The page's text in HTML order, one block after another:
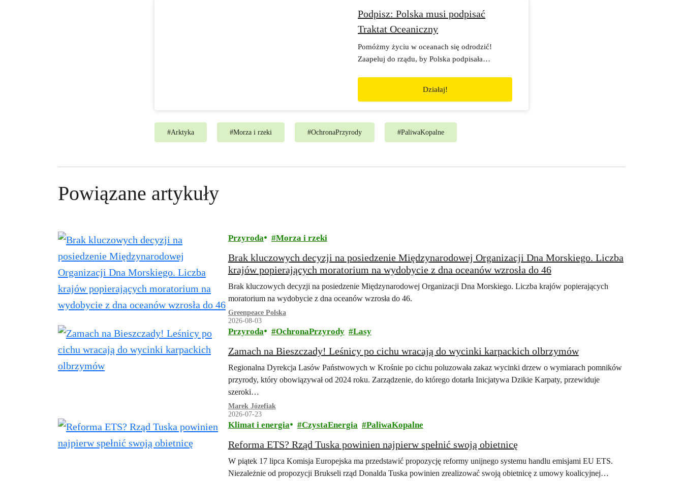
Podpisz: Polska musi podpisać
Traktat Oceaniczny
Pomóżmy życiu w oceanach się odrodzić!
Zaapeluj do rządu, by Polska podpisała
Działaj!
#Arktyka #Morza i rzeki #OchronaPrzyrody #PaliwaKopalne
Powiązane artykuły
Przyroda Morza i rzeki
Brak kluczowych decyzji na posiedzenie Międzynarodowej Organizacji Dna Morskiego. Liczba
krajów popierających moratorium na wydobycie z dna oceanów wzrosła do 46
Brak kluczowych decyzji na posiedzenie Międzynarodowej Organizacji Dna Morskiego. Liczba krajów popierających
moratorium na wydobycie z dna oceanów wzrosła do 46.
Greenpeace Polska
2026-08-03
Przyroda OchronaPrzyrody Lasy
Zamach na Bieszczady! Leśnicy po cichu wracają do wycinki karpackich olbrzymów
Regionalna Dyrekcja Lasów Państwowych w Krośnie po cichu poluzowała zakaz wycinki drzew o wymiarach pomników
przyrody, który obowiązywał od 2024 roku. Zarządzenie, do którego dotarła Inicjatywa Dzikie Karpaty, przewiduje
szeroki…
Marek Józefiak
2026-07-23
Klimat i energia CzystaEnergia PaliwaKopalne
Reforma ETS? Rząd Tuska powinien najpierw spełnić swoją obietnicę
W piątek 17 lipca Komisja Europejska ma przedstawić propozycję reformy unijnego systemu handlu emisjami EU ETS.
Niezależnie od propozycji Brukseli rząd Donalda Tuska powinien zrealizować swoją obietnicę z umowy koalicyjnej…